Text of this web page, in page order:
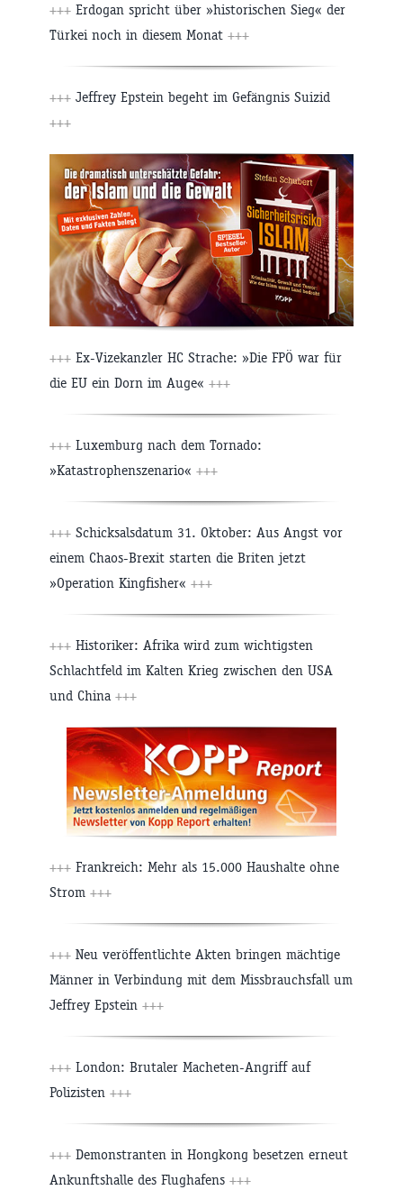
+++ Erdogan spricht über »historischen Sieg« der
Türkei noch in diesem Monat +++
+++ Jeffrey Epstein begeht im Gefängnis Suizid
+++
+++ Ex-Vizekanzler HC Strache: »Die FPÖ war für
die EU ein Dorn im Auge« +++
+++ Luxemburg nach dem Tornado:
»Katastrophenszenario« +++
+++ Schicksalsdatum 31. Oktober: Aus Angst vor
einem Chaos-Brexit starten die Briten jetzt
»Operation Kingfisher« +++
+++ Historiker: Afrika wird zum wichtigsten
Schlachtfeld im Kalten Krieg zwischen den USA
und China +++
+++ Frankreich: Mehr als 15.000 Haushalte ohne
Strom +++
+++ Neu veröffentlichte Akten bringen mächtige
Männer in Verbindung mit dem Missbrauchsfall um
Jeffrey Epstein +++
+++ London: Brutaler Macheten-Angriff auf
Polizisten +++
+++ Demonstranten in Hongkong besetzen erneut
Ankunftshalle des Flughafens +++